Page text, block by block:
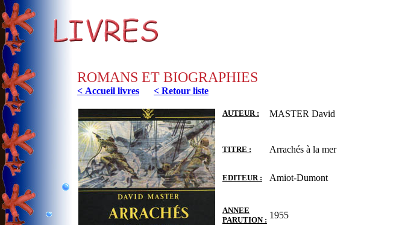
ROMANS ET BIOGRAPHIES
< Accueil livres < Retour liste
AUTEUR : MASTER David
TITRE : Arrachés à la mer
EDITEUR : Amiot-Dumont
ANNEE
PARUTION : 1955